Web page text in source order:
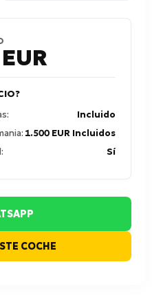
EUR
Incluido
1.500 EUR Incluidos
Sí
COCHE